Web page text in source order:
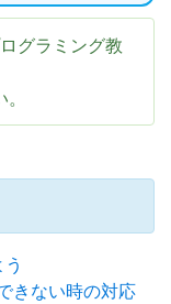
グラミング教
きない時の対応